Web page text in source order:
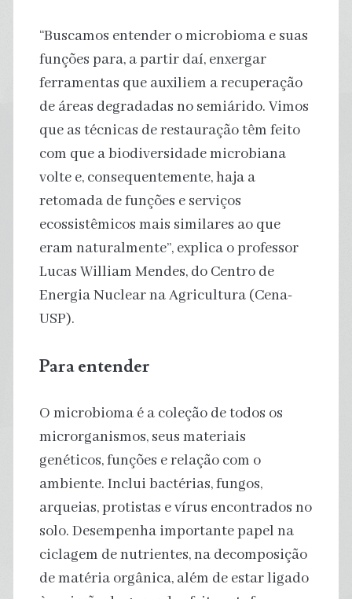
“Buscamos entender o microbioma e suas
funções para, a partir daí, enxergar
ferramentas que auxiliem a recuperação
de áreas degradadas no semiárido. Vimos
que as técnicas de restauração têm feito
com que a biodiversidade microbiana
volte e, consequentemente, haja a
retomada de funções e serviços
ecossistêmicos mais similares ao que
eram naturalmente”, explica o professor
Lucas William Mendes, do Centro de
Energia Nuclear na Agricultura (Cena-
USP).
Para entender
O microbioma é a coleção de todos os
microrganismos, seus materiais
genéticos, funções e relação com o
ambiente. Inclui bactérias, fungos,
arqueias, protistas e vírus encontrados no
solo. Desempenha importante papel na
ciclagem de nutrientes, na decomposição
de matéria orgânica, além de estar ligado